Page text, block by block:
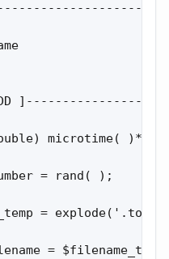
microtime(
= rand( );
=
=